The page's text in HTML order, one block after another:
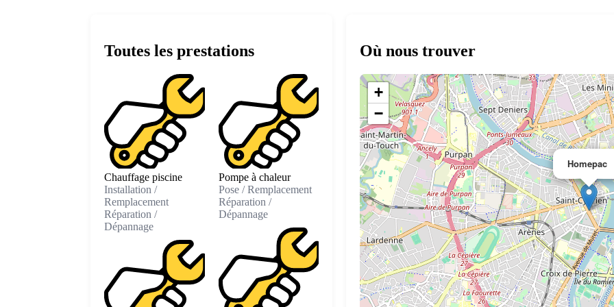
Toutes les prestations
Chauffage piscine
Installation /
Remplacement
Réparation /
Dépannage
Pompe à chaleur
Pose / Remplacement
Réparation /
Dépannage
Où nous trouver
Homepac
+
−